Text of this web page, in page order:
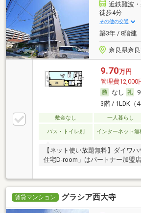
近鉄難波
徒歩4分
その他の交通
築3年 / 8階建
奈良県奈
9.70万円
管理費12,000
なし
3階 / 1LDK（
敷金なし 一人暮らし
バス・トイレ別 インターネット無
【ネット使い放題無料】ダイワ
住宅D-room」はパートナー加盟
賃貸マンション グラシア西大寺